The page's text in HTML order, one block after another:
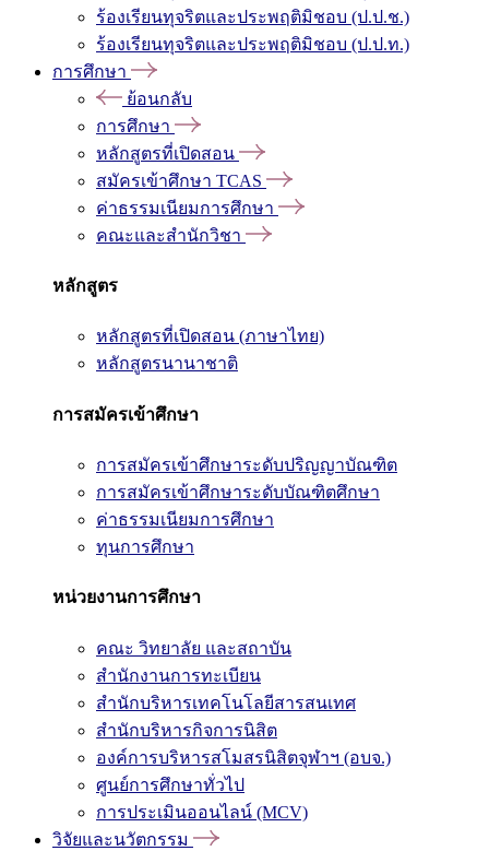
ร้องเรียนทุจริตและประพฤติมิชอบ (ป.ป.ช.)
ร้องเรียนทุจริตและประพฤติมิชอบ (ป.ป.ท.)
การศึกษา
ย้อนกลับ
การศึกษา
หลักสูตรที่เปิดสอน
สมัครเข้าศึกษา TCAS
ค่าธรรมเนียมการศึกษา
คณะและสำนักวิชา
หลักสูตร
หลักสูตรที่เปิดสอน (ภาษาไทย)
หลักสูตรนานาชาติ
การสมัครเข้าศึกษา
การสมัครเข้าศึกษาระดับปริญญาบัณฑิต
การสมัครเข้าศึกษาระดับบัณฑิตศึกษา
ค่าธรรมเนียมการศึกษา
ทุนการศึกษา
หน่วยงานการศึกษา
คณะ วิทยาลัย และสถาบัน
สำนักงานการทะเบียน
สำนักบริหารเทคโนโลยีสารสนเทศ
สำนักบริหารกิจการนิสิต
องค์การบริหารสโมสรนิสิตจุฬาฯ (อบจ.)
ศูนย์การศึกษาทั่วไป
การประเมินออนไลน์ (MCV)
วิจัยและนวัตกรรม